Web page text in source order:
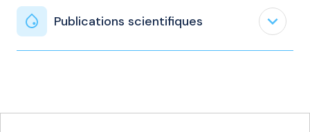
Publications scientifiques expand_less